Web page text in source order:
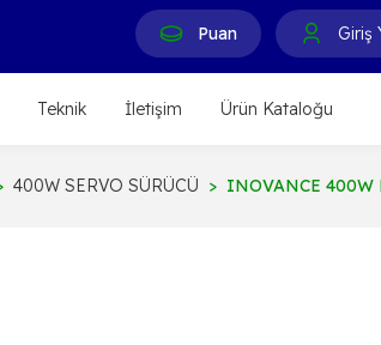
Puan Giriş
Teknik İletişim Ürün Kataloğu
400W SERVO SÜRÜCÜ INOVANCE 400W